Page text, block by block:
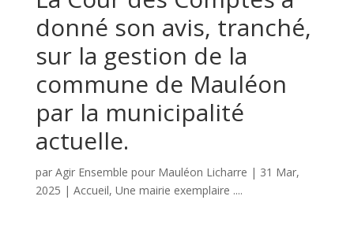
donné son avis, tranché,
sur la gestion de la
commune de Mauléon
par la municipalité
actuelle.
par Agir Ensemble pour Mauléon Licharre | 31 Mar,
2025 | Accueil, Une mairie exemplaire ....